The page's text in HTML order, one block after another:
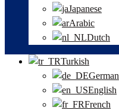
Japanese
Arabic
Dutch
Turkish
German
English
French